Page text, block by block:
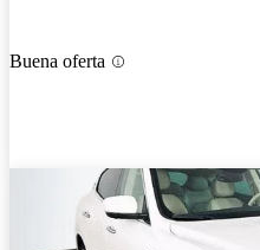
Buena oferta